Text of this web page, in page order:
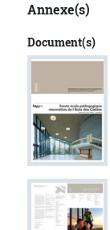
Annexe(s)
Document(s)